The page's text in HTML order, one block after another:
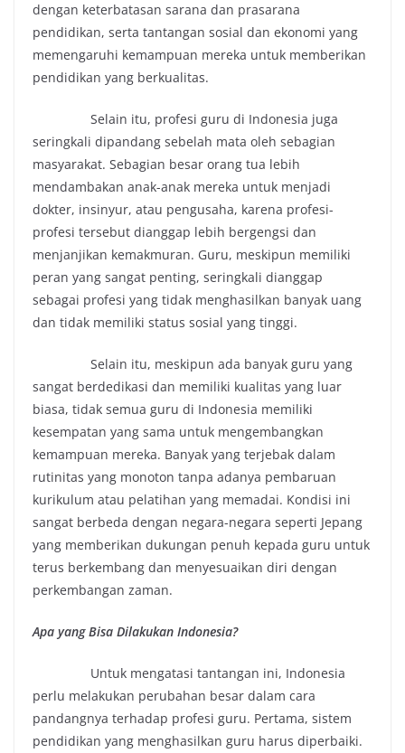
dengan keterbatasan sarana dan prasarana
pendidikan, serta tantangan sosial dan ekonomi yang
memengaruhi kemampuan mereka untuk memberikan
pendidikan yang berkualitas.
Selain itu, profesi guru di Indonesia juga
seringkali dipandang sebelah mata oleh sebagian
masyarakat. Sebagian besar orang tua lebih
mendambakan anak-anak mereka untuk menjadi
dokter, insinyur, atau pengusaha, karena profesi-
profesi tersebut dianggap lebih bergengsi dan
menjanjikan kemakmuran. Guru, meskipun memiliki
peran yang sangat penting, seringkali dianggap
sebagai profesi yang tidak menghasilkan banyak uang
dan tidak memiliki status sosial yang tinggi.
Selain itu, meskipun ada banyak guru yang
sangat berdedikasi dan memiliki kualitas yang luar
biasa, tidak semua guru di Indonesia memiliki
kesempatan yang sama untuk mengembangkan
kemampuan mereka. Banyak yang terjebak dalam
rutinitas yang monoton tanpa adanya pembaruan
kurikulum atau pelatihan yang memadai. Kondisi ini
sangat berbeda dengan negara-negara seperti Jepang
yang memberikan dukungan penuh kepada guru untuk
terus berkembang dan menyesuaikan diri dengan
perkembangan zaman.
Apa yang Bisa Dilakukan Indonesia?
Untuk mengatasi tantangan ini, Indonesia
perlu melakukan perubahan besar dalam cara
pandangnya terhadap profesi guru. Pertama, sistem
pendidikan yang menghasilkan guru harus diperbaiki.